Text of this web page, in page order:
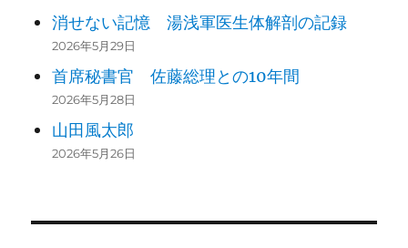
消せない記憶 湯浅軍医生体解剖の記録
2026年5月29日
首席秘書官 佐藤総理との10年間
2026年5月28日
山田風太郎
2026年5月26日